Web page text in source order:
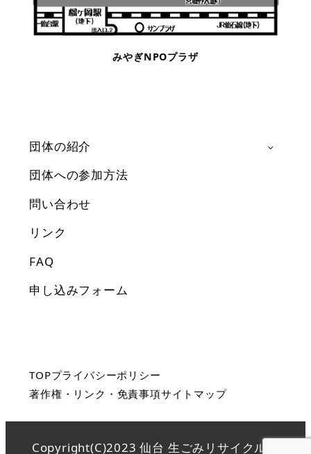
みやぎNPOプラザ
団体の紹介
団体への参加方法
問い合わせ
リンク
FAQ
申し込みフォーム
TOPプライバシーポリシー
著作権・リンク・免責事項サイトマップ
Copyright(C)2023 仙台 生ごみリサイクルネ